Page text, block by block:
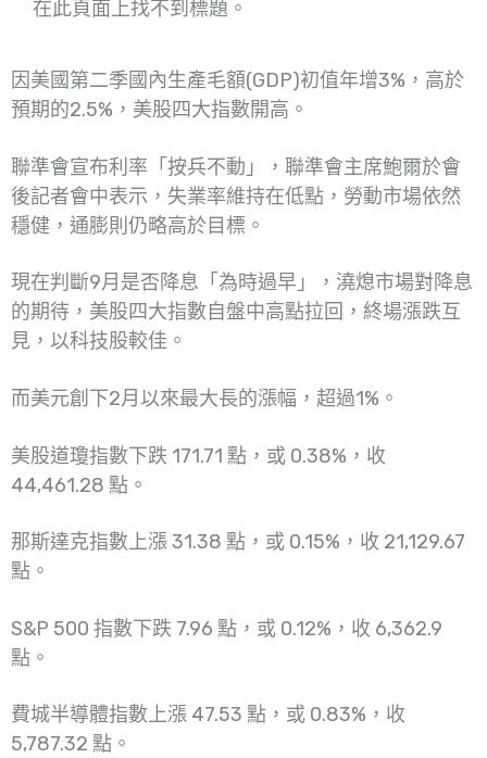
在此頁面上找不到標題。
因美國第二季國內生產毛額(GDP)初值年增3%，高於
預期的2.5%，美股四大指數開高。
聯準會宣布利率「按兵不動」，聯準會主席鮑爾於會
後記者會中表示，失業率維持在低點，勞動市場依然
穩健，通膨則仍略高於目標。
現在判斷9月是否降息「為時過早」，澆熄市場對降息
的期待，美股四大指數自盤中高點拉回，終場漲跌互
見，以科技股較佳。
而美元創下2月以來最大長的漲幅，超過1%。
美股道瓊指數下跌 171.71 點，或 0.38%，收
44,461.28 點。
那斯達克指數上漲 31.38 點，或 0.15%，收 21,129.67
點。
S&P 500 指數下跌 7.96 點，或 0.12%，收 6,362.9
點。
費城半導體指數上漲 47.53 點，或 0.83%，收
5,787.32 點。